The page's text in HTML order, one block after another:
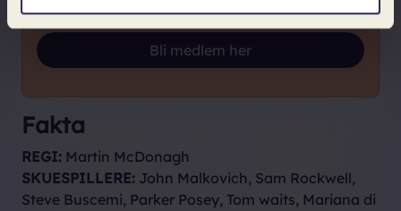
Bli medlem herLoading...
Fakta
REGI: Martin McDonagh
SKUESPILLERE: John Malkovich, Sam Rockwell,
Steve Buscemi, Parker Posey, Tom waits, Mariana di